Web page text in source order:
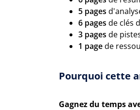
5 pages
6 pages de clés
3 pages de
1 pagede
Pourquoi cette
Gagnez du temps